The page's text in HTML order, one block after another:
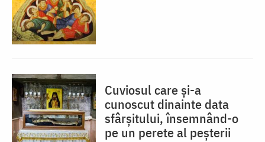
Cuviosul care și-a
cunoscut dinainte data
sfârșitului, însemnând-o
pe un perete al peșterii